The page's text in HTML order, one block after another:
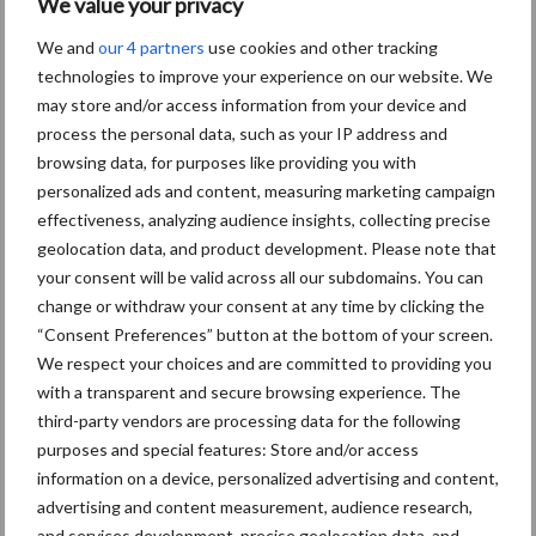
We and our 4 partners use cookies and other tracking
technologies to improve your experience on our website. We
may store and/or access information from your device and
process the personal data, such as your IP address and
browsing data, for purposes like providing you with
personalized ads and content, measuring marketing campaign
effectiveness, analyzing audience insights, collecting precise
geolocation data, and product development. Please note that
your consent will be valid across all our subdomains. You can
change or withdraw your consent at any time by clicking the
“Consent Preferences” button at the bottom of your screen.
We respect your choices and are committed to providing you
with a transparent and secure browsing experience. The
third-party vendors are processing data for the following
purposes and special features: Store and/or access
information on a device, personalized advertising and content,
advertising and content measurement, audience research,
“Grond is ons canvas”
Droogte houdt
waarschijnlijk aan tot
september: Europese
waterreserves blijven laag
Themapagina's
Machines Duurzaamheid